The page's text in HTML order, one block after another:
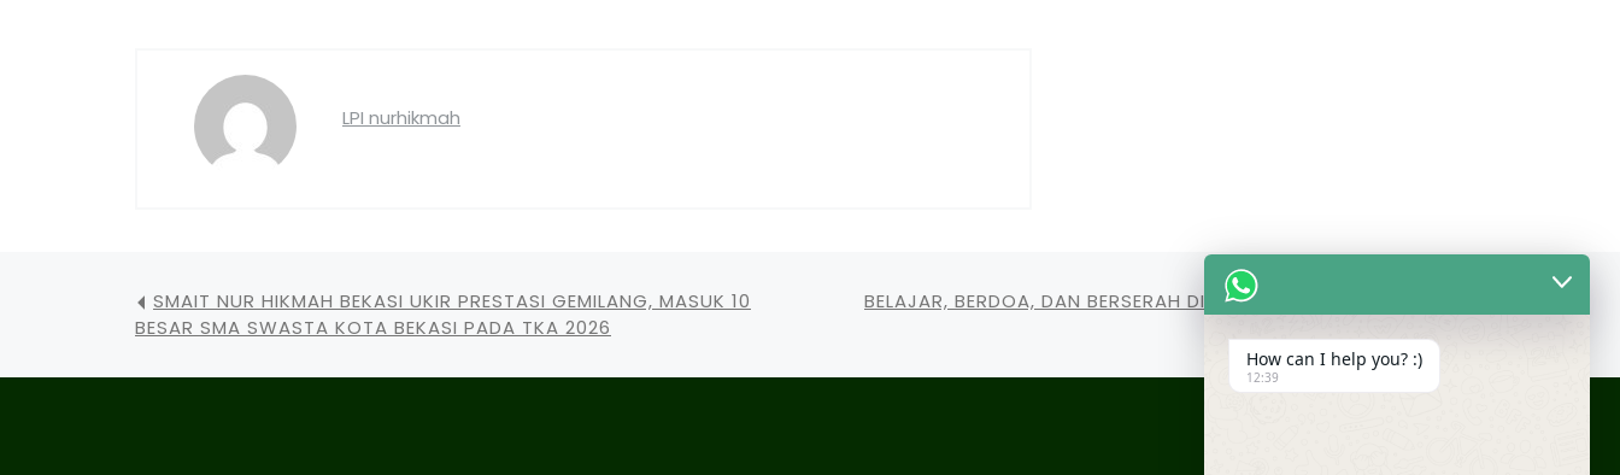
LPI nurhikmah
SMAIT NUR HIKMAH BEKASI UKIR PRESTASI GEMILANG, MASUK 10
BESAR SMA SWASTA KOTA BEKASI PADA TKA 2026
BELAJAR, BERDOA, DAN BERSERAH DIRI: SPIRIT UJIAN DI SMPIT DAN
How can I help you? :)
12:39